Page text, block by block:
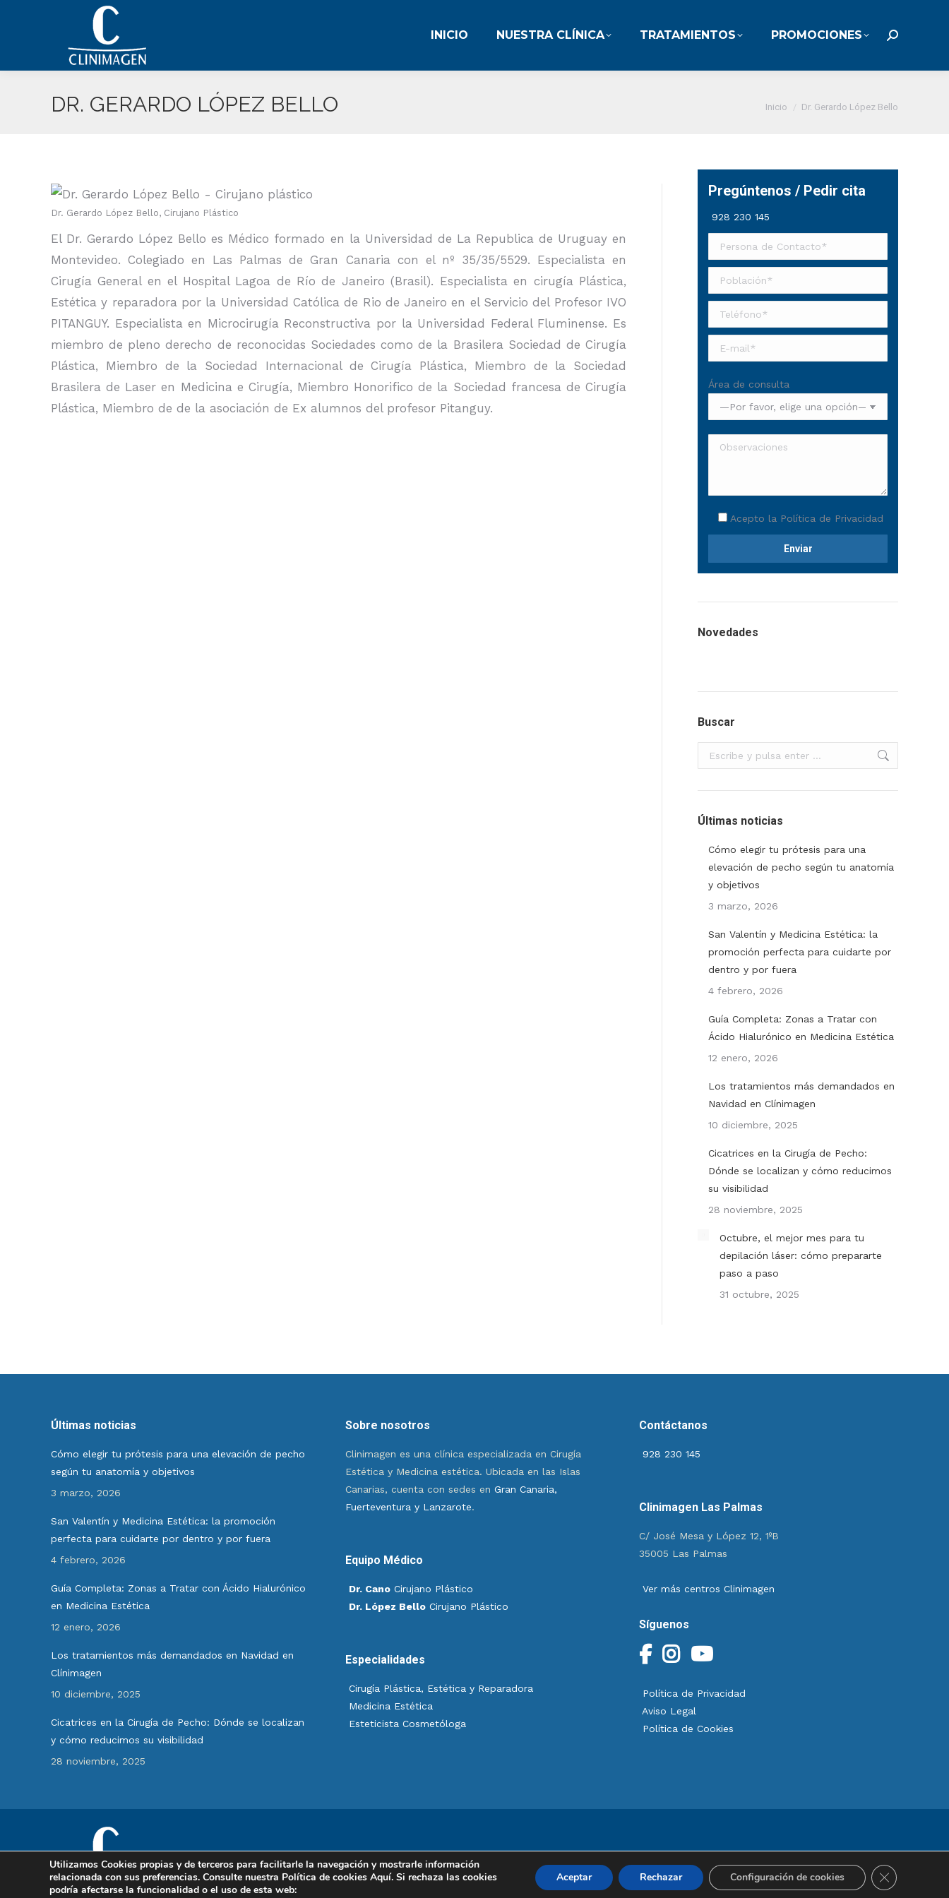
INICIO NUESTRA CLÍNICA TRATAMIENTOS PROMOCIONES Buscar:
DR. GERARDO LÓPEZ BELLO Estás aquí:
Inicio Dr. Gerardo López Bello
Dr. Gerardo López Bello, Cirujano Plástico
El Dr. Gerardo López Bello es Médico formado en la Universidad de La Republica de Uruguay en
Montevideo. Colegiado en Las Palmas de Gran Canaria con el nº 35/35/5529. Especialista en
Cirugía General en el Hospital Lagoa de Río de Janeiro (Brasil). Especialista en cirugía Plástica,
Estética y reparadora por la Universidad Católica de Rio de Janeiro en el Servicio del Profesor IVO
PITANGUY. Especialista en Microcirugía Reconstructiva por la Universidad Federal Fluminense. Es
miembro de pleno derecho de reconocidas Sociedades como de la Brasilera Sociedad de Cirugía
Plástica, Miembro de la Sociedad Internacional de Cirugía Plástica, Miembro de la Sociedad
Brasilera de Laser en Medicina e Cirugía, Miembro Honorifico de la Sociedad francesa de Cirugía
Plástica, Miembro de de la asociación de Ex alumnos del profesor Pitanguy.
Pregúntenos / Pedir cita
928 230 145
Área de consulta
Acepto la Política de Privacidad
Novedades
Buscar
Buscar:
Últimas noticias
Cómo elegir tu prótesis para una
elevación de pecho según tu anatomía
y objetivos
3 marzo, 2026
San Valentín y Medicina Estética: la
promoción perfecta para cuidarte por
dentro y por fuera
4 febrero, 2026
Guía Completa: Zonas a Tratar con
Ácido Hialurónico en Medicina Estética
12 enero, 2026
Los tratamientos más demandados en
Navidad en Clínimagen
10 diciembre, 2025
Cicatrices en la Cirugía de Pecho:
Dónde se localizan y cómo reducimos
su visibilidad
28 noviembre, 2025
Octubre, el mejor mes para tu
depilación láser: cómo prepararte
paso a paso
31 octubre, 2025
Últimas noticias
Cómo elegir tu prótesis para una elevación de pecho
según tu anatomía y objetivos
3 marzo, 2026
San Valentín y Medicina Estética: la promoción
perfecta para cuidarte por dentro y por fuera
4 febrero, 2026
Guía Completa: Zonas a Tratar con Ácido Hialurónico
en Medicina Estética
12 enero, 2026
Los tratamientos más demandados en Navidad en
Clínimagen
10 diciembre, 2025
Cicatrices en la Cirugía de Pecho: Dónde se localizan
y cómo reducimos su visibilidad
28 noviembre, 2025
Sobre nosotros
Clinimagen es una clínica especializada en Cirugía
Estética y Medicina estética. Ubicada en las Islas
Canarias, cuenta con sedes en Gran Canaria,
Fuerteventura y Lanzarote.
Equipo Médico
Dr. CanoCirujano Plástico
Dr. López BelloCirujano Plástico
Especialidades
Cirugía Plástica, Estética y Reparadora
Medicina Estética
Esteticista Cosmetóloga
Contáctanos
928 230 145
Clinimagen Las Palmas
C/ José Mesa y López 12, 1ºB
35005 Las Palmas
Ver más centros Clinimagen
Síguenos
Política de Privacidad
Aviso Legal
Política de Cookies
Utilizamos Cookies propias y de terceros para facilitarle la navegación y mostrarle información
relacionada con sus preferencias. Consulte nuestra Política de cookies Aquí. Si rechaza las cookies
podría afectarse la funcionalidad o el uso de esta web:
Aceptar Rechazar Configuración de cookies Cerrar el
INICIO NUESTRA CLÍNICA TRATAMIENTOS PROMOCIONES Buscar: